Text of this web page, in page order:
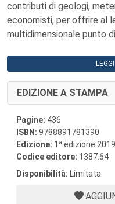
contributi di geologi,
economisti, per offrire al
multidimensionale punto
EDIZIONE A STAMPA
Pagine: 436
ISBN: 9788891781390
Edizione: 1 a edizione 2019
Codice editore: 1387.64
Disponibilità: Limitata